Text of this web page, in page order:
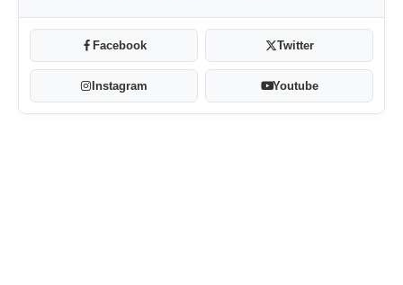
Facebook Twitter
Instagram Youtube